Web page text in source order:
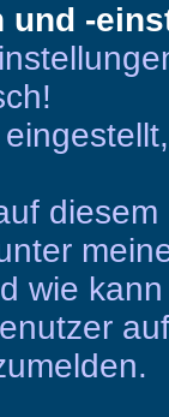
und -
wie